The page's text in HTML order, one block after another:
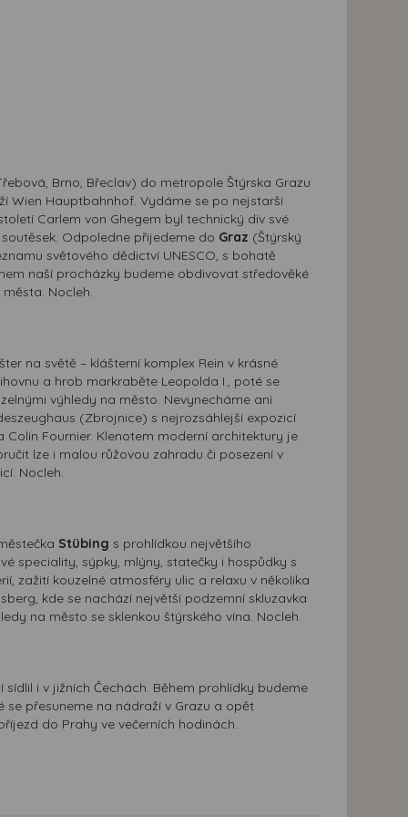
Brno, Břeclav) do metropole Štýrska Grazu
Wien Hauptbahnhof. Vydáme se po nejstarší
Carlem von Ghegem byl technický div své
Odpoledne přijedeme do Graz (Štýrský
světového dědictví UNESCO, s bohatě
naší procházky budeme obdivovat středověké
Nocleh.
na světě – klášterní komplex Rein v krásné
a hrob markraběte Leopolda I., poté se
výhledy na město. Nevynecháme ani
(Zbrojnice) s nejrozsáhlejší expozicí
Fournier. Klenotem moderní architektury je
lze i malou růžovou zahradu či posezení v
Nocleh.
Stübing s prohlídkou největšího
speciality, sýpky, mlýny, statečky i hospůdky s
zažití kouzelné atmosféry ulic a relaxu v několika
kde se nachází největší podzemní skluzavka
na město se sklenkou štýrského vína. Nocleh.
i v jižních Čechách. Během prohlídky budeme
přesuneme na nádraží v Grazu a opět
do Prahy ve večerních hodinách.